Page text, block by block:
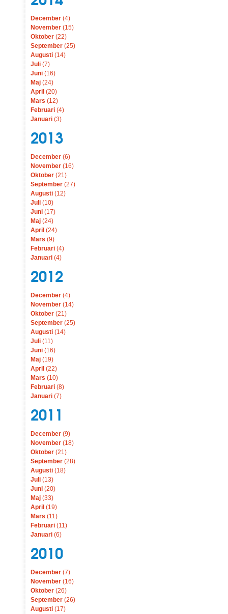
December (4)
November (15)
Oktober (22)
September (25)
Augusti (14)
Juli (7)
Juni (16)
Maj (24)
April (20)
Mars (12)
Februari (4)
Januari (3)
2013
December (6)
November (16)
Oktober (21)
September (27)
Augusti (12)
Juli (10)
Juni (17)
Maj (24)
April (24)
Mars (9)
Februari (4)
Januari (4)
2012
December (4)
November (14)
Oktober (21)
September (25)
Augusti (14)
Juli (11)
Juni (16)
Maj (19)
April (22)
Mars (10)
Februari (8)
Januari (7)
2011
December (9)
November (18)
Oktober (21)
September (28)
Augusti (18)
Juli (13)
Juni (20)
Maj (33)
April (19)
Mars (11)
Februari (11)
Januari (6)
2010
December (7)
November (16)
Oktober (26)
September (26)
Augusti (17)